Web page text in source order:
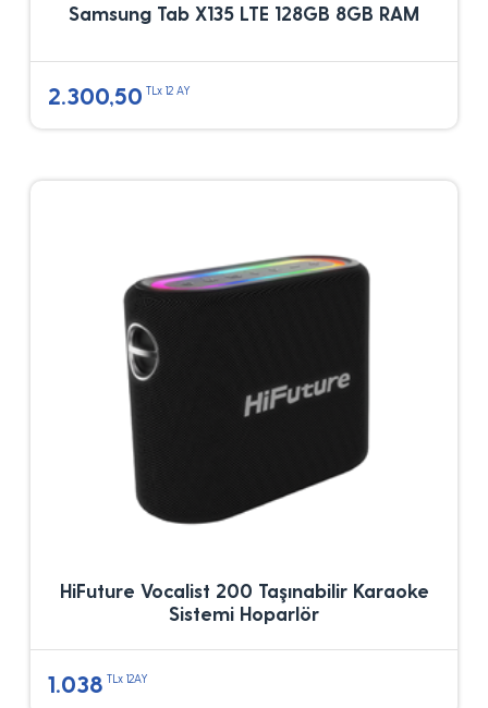
Samsung Tab X135 LTE 128GB 8GB RAM
2.300,50 TLx 12 AY
HiFuture Vocalist 200 Taşınabilir Karaoke
Sistemi Hoparlör
1.038 TLx 12AY